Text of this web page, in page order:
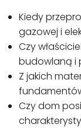
Kiedy
gazowej i
Czy
budowlaną i
Z jakich
Czy dom